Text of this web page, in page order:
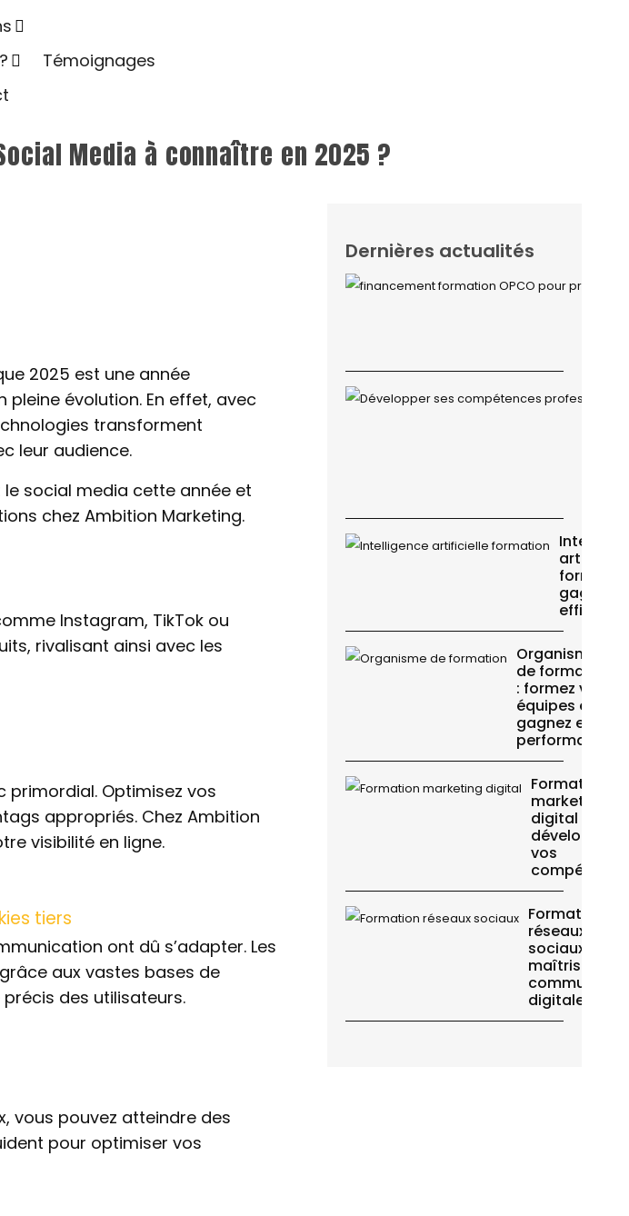
Témoignages
Media à connaître en 2025 ?
2025 est une année
évolution. En effet, avec
transforment
leur audience.
social media cette année et
chez Ambition Marketing.
Instagram, TikTok ou
rivalisant ainsi avec les
Optimisez vos
appropriés. Chez Ambition
visibilité en ligne.
tiers
ont dû s’adapter. Les
aux vastes bases de
des utilisateurs.
vous pouvez atteindre des
pour optimiser vos
Dernières actualités
gagnez
efficacité
Organisme
de formation
: formez vos
équipes et
gagnez en
performance
Formation
marketing
digital :
développez
vos
Formation
réseaux
sociaux :
maîtrisez
digitale